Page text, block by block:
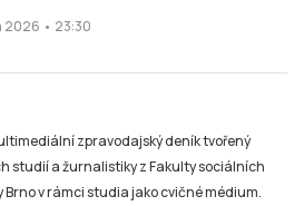
2026 • 23:30
zpravodajský deník tvořený
studií a žurnalistiky z Fakulty sociálních
v rámci studia jako cvičné médium.